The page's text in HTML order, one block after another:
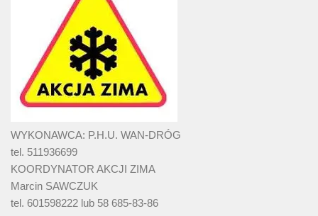
WYKONAWCA: P.H.U. WAN-DRÓG
tel. 511936699
KOORDYNATOR AKCJI ZIMA
Marcin SAWCZUK
tel. 601598222 lub 58 685-83-86